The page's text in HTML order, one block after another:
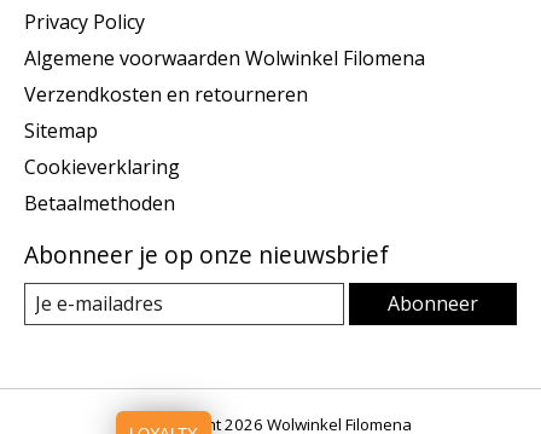
Privacy Policy
Algemene voorwaarden Wolwinkel Filomena
Verzendkosten en retourneren
Sitemap
Cookieverklaring
Betaalmethoden
Abonneer je op onze nieuwsbrief
Abonneer
© Copyright 2026 Wolwinkel Filomena